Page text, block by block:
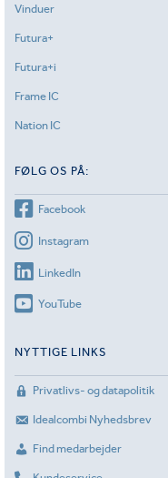
Vinduer
Futura+
Futura+i
Frame IC
Nation IC
FØLG OS PÅ:
Facebook
Instagram
LinkedIn
YouTube
NYTTIGE LINKS
Privatlivs- og datapolitik
Idealcombi Nyhedsbrev
Find medarbejder